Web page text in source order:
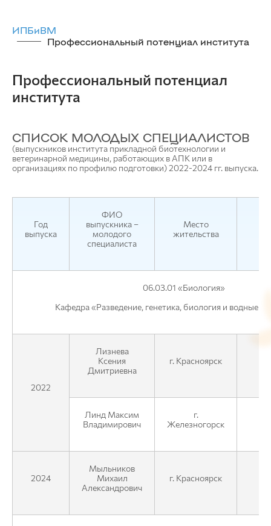
ИПБиВМ
Профессиональный потенциал института
Профессиональный потенциал
института
СПИСОК МОЛОДЫХ СПЕЦИАЛИСТОВ
(выпускников института прикладной биотехнологии и
ветеринарной медицины, работающих в АПК или в
организациях по профилю подготовки) 2022-2024 гг. выпуска.
Год
выпуска
ФИО
выпускника –
молодого
специалиста
Место
жительства
06.03.01 «Биология»
Кафедра «Разведение, генетика, биология и водные
2022
Лизнева
Ксения
Дмитриевна
г. Красноярск
Линд Максим
Владимирович
г.
Железногорск
2024
Мыльников
Михаил
Александрович
г. Красноярск